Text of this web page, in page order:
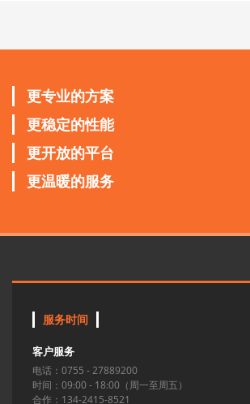
更专业的方案
更稳定的性能
更开放的平台
更温暖的服务
服务时间
客户服务
电话：0755 - 27889200
时间：09:00 - 18:00（周一至周五）
合作：134-2415-8521